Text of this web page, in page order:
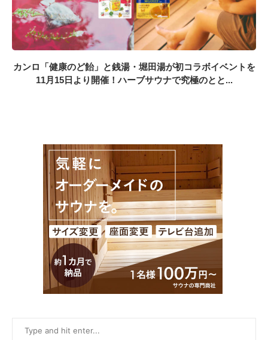
カンロ「健康のど飴」と銭湯・堀田湯が初コラボイベントを
11月15日より開催！ハーブサウナで究極のとと...